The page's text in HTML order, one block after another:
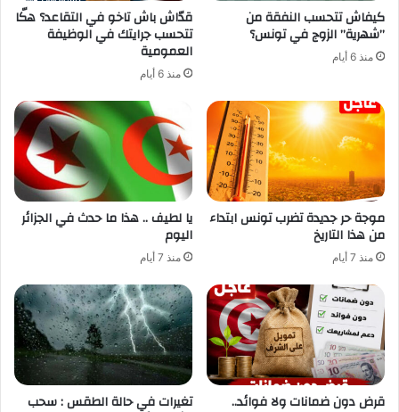
كيفاش تتحسب النفقة من
”شهرية” الزوج في تونس؟
منذ 6 أيام
قدّاش باش تاخو في التقاعد؟ هكّا
تتحسب جرايتك في الوظيفة
العمومية
منذ 6 أيام
موجة حر جديدة تضرب تونس ابتداء
من هذا التاريخ
منذ 7 أيام
يا لطيف .. هذا ما حدث في الجزائر
اليوم
منذ 7 أيام
قرض دون ضمانات ولا فوائد.. تغيرات في حالة الطقس : سحب